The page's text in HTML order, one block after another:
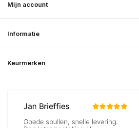
Mijn account
Informatie
Keurmerken